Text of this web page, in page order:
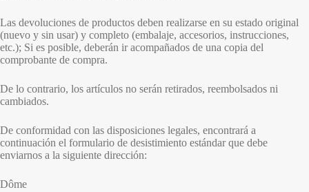
Las devoluciones de productos deben realizarse en su estado original
(nuevo y sin usar) y completo (embalaje, accesorios, instrucciones,
etc.); Si es posible, deberán ir acompañados de una copia del
comprobante de compra.
De lo contrario, los artículos no serán retirados, reembolsados ​​ni
cambiados.
De conformidad con las disposiciones legales, encontrará a
continuación el formulario de desistimiento estándar que debe
enviarnos a la siguiente dirección:
Dôme